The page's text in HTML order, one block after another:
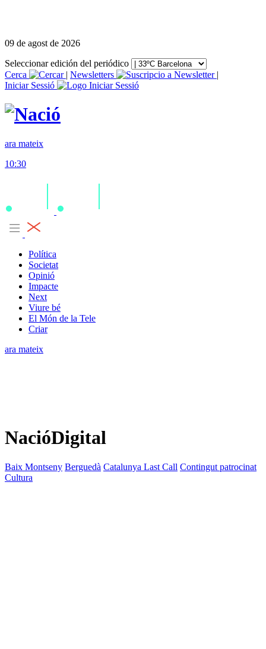
09 de agost de 2026
Seleccionar edición del periódico
Cerca
| Newsletters
|
Iniciar Sessió
ara mateix
10:30
Política
Societat
Opinió
Impacte
Next
Viure bé
El Món de la Tele
Criar
ara mateix
NacióDigital
Baix Montseny Berguedà Catalunya Last Call Contingut patrocinat
Cultura